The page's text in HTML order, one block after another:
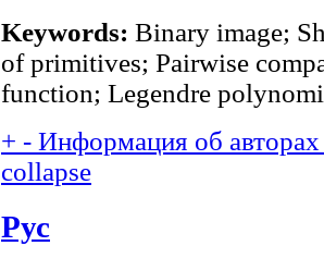
Keywords: Binary image;
of primitives; Pairwise
function; Legendre
+ - Информация об
collapse
Рус